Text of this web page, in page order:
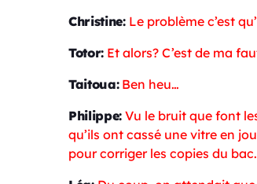
Christine:Le problème c’est
Totor: Et alors? C’est de ma
Taitoua: Ben heu…
Philippe: Vu le bruit que font
qu’ils ont cassé une vitre en
pour corriger les copies du bac.